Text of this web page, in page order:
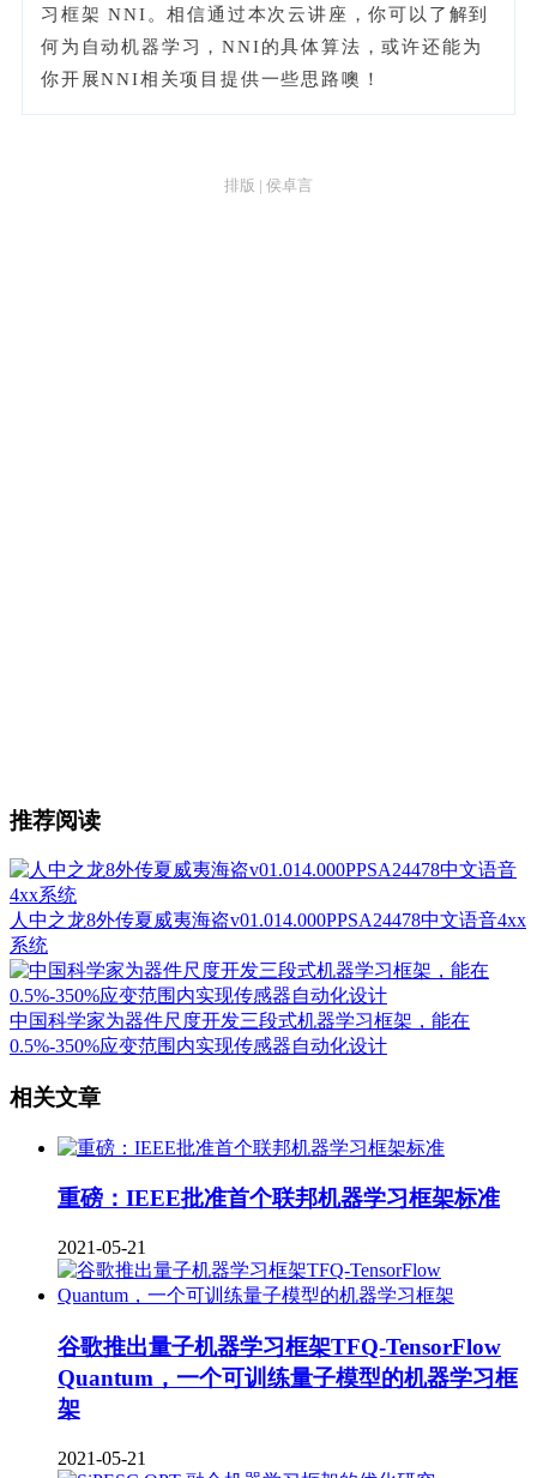
习框架 NNI。相信通过本次云讲座，你可以了解到
何为自动机器学习，NNI的具体算法，或许还能为
你开展NNI相关项目提供一些思路噢！
排版 | 侯卓言
推荐阅读
人中之龙8外传夏威夷海盗v01.014.000PPSA24478中文语音4xx
系统
中国科学家为器件尺度开发三段式机器学习框架，能在
0.5%-350%应变范围内实现传感器自动化设计
相关文章
重磅：IEEE批准首个联邦机器学习框架标准
2021-05-21
谷歌推出量子机器学习框架TFQ-TensorFlow
Quantum，一个可训练量子模型的机器学习框
架
2021-05-21